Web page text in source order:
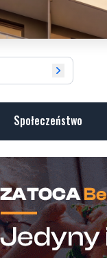
Społeczeństwo